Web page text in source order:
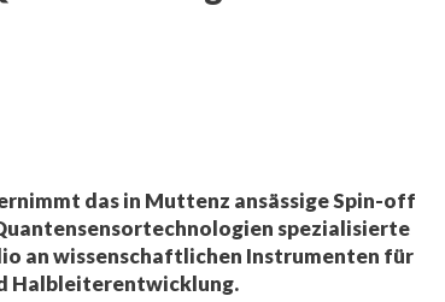
das in Muttenz ansässige Spin-off
spezialisierte
an wissenschaftlichen Instrumenten für
Halbleiterentwicklung.